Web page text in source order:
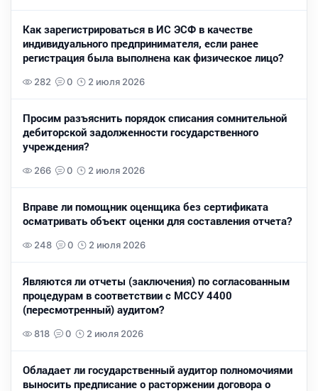
Как зарегистрироваться в ИС ЭСФ в качестве
индивидуального предпринимателя, если ранее
регистрация была выполнена как физическое лицо?
282 0 2 июля 2026
Просим разъяснить порядок списания сомнительной
дебиторской задолженности государственного
учреждения?
266 0 2 июля 2026
Вправе ли помощник оценщика без сертификата
осматривать объект оценки для составления отчета?
248 0 2 июля 2026
Являются ли отчеты (заключения) по согласованным
процедурам в соответствии с МССУ 4400
(пересмотренный) аудитом?
818 0 2 июля 2026
Обладает ли государственный аудитор полномочиями
выносить предписание о расторжении договора о